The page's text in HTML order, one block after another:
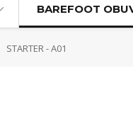
BAREFOOT
STARTER - A01